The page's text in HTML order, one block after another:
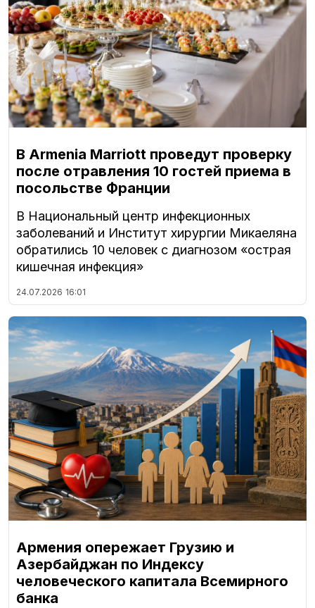
В Armenia Marriott проведут проверку
после отравления 10 гостей приема в
посольстве Франции
В Национальный центр инфекционных
заболеваний и Институт хирургии Микаеляна
обратились 10 человек с диагнозом «острая
кишечная инфекция»
24.07.2026 16:01
Армения опережает Грузию и
Азербайджан по Индексу
человеческого капитала Всемирного
банка